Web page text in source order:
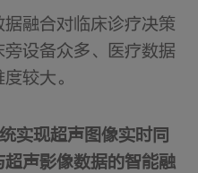
融合对临床诊疗决策
设备众多、医疗数据
较大。
实现超声图像实时同
声影像数据的智能融